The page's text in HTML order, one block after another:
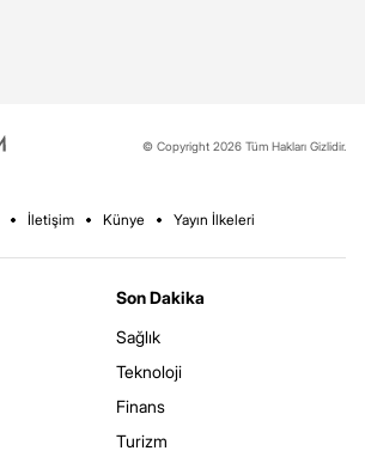
© Copyright 2026 Tüm Hakları Gizlidir.
İletişim Künye Yayın İlkeleri
Son Dakika
Sağlık
Teknoloji
Finans
Turizm